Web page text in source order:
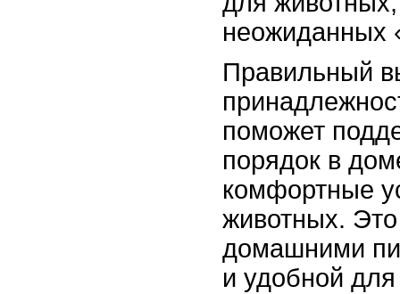
неожиданных
Правильный
поможет
порядок в
комфортные
животных.
домашними
и удобной